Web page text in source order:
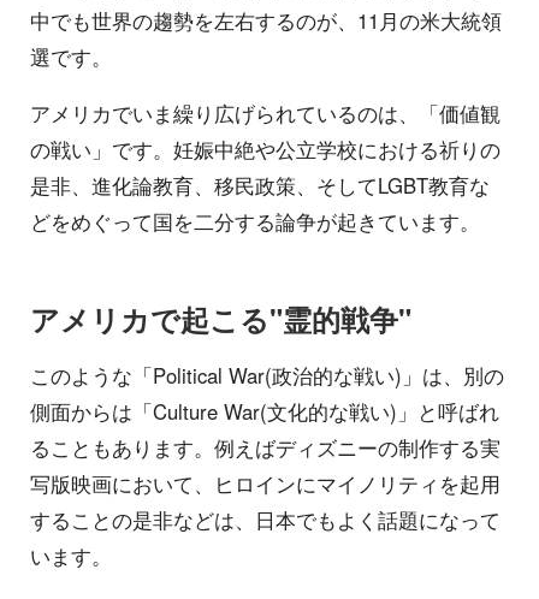
中でも世界の趨勢を左右するのが、11月の米大統領
選です。
アメリカでいま繰り広げられているのは、「価値観
の戦い」です。妊娠中絶や公立学校における祈りの
是非、進化論教育、移民政策、そしてLGBT教育な
どをめぐって国を二分する論争が起きています。
アメリカで起こる"霊的戦争"
このような「Political War(政治的な戦い)」は、別の
側面からは「Culture War(文化的な戦い)」と呼ばれ
ることもあります。例えばディズニーの制作する実
写版映画において、ヒロインにマイノリティを起用
することの是非などは、日本でもよく話題になって
います。